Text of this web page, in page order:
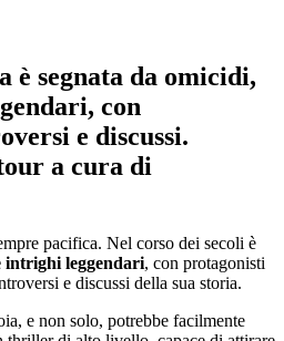
è segnata da omicidi,
con
e discussi.
a cura di
pacifica. Nel corso dei secoli è
intrighi leggendari, con protagonisti
e discussi della sua storia.
e non solo, potrebbe facilmente